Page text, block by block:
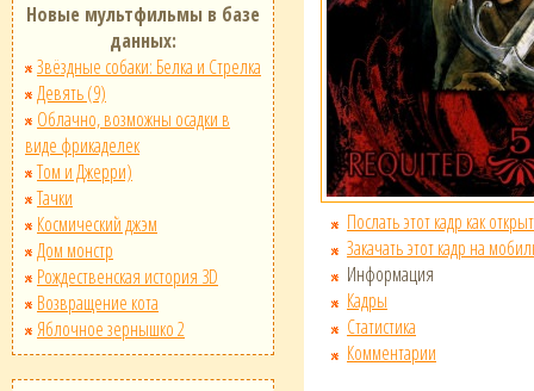
Новые мультфильмы в базе
данных:
Звёздные собаки: Белка и Стрелка
Девять (9)
Облачно, возможны осадки в
виде фрикаделек
Том и Джерри)
Тачки
Космический джэм
Дом монстр
Рождественская история 3D
Возвращение кота
Яблочное зернышко 2
Послать этот кадр как
Закачать этот кадр на
Информация
Кадры
Статистика
Комментарии